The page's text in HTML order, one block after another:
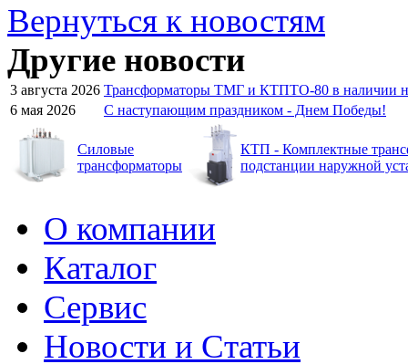
Вернуться к новостям
Другие новости
3 августа 2026 Трансформаторы ТМГ и КТПТО-80 в наличии
6 мая 2026
C наступающим праздником - Днем Победы!
Силовые
трансформаторы
КТП - Комплектные
подстанции наружной
О компании
Каталог
Сервис
Новости и Статьи